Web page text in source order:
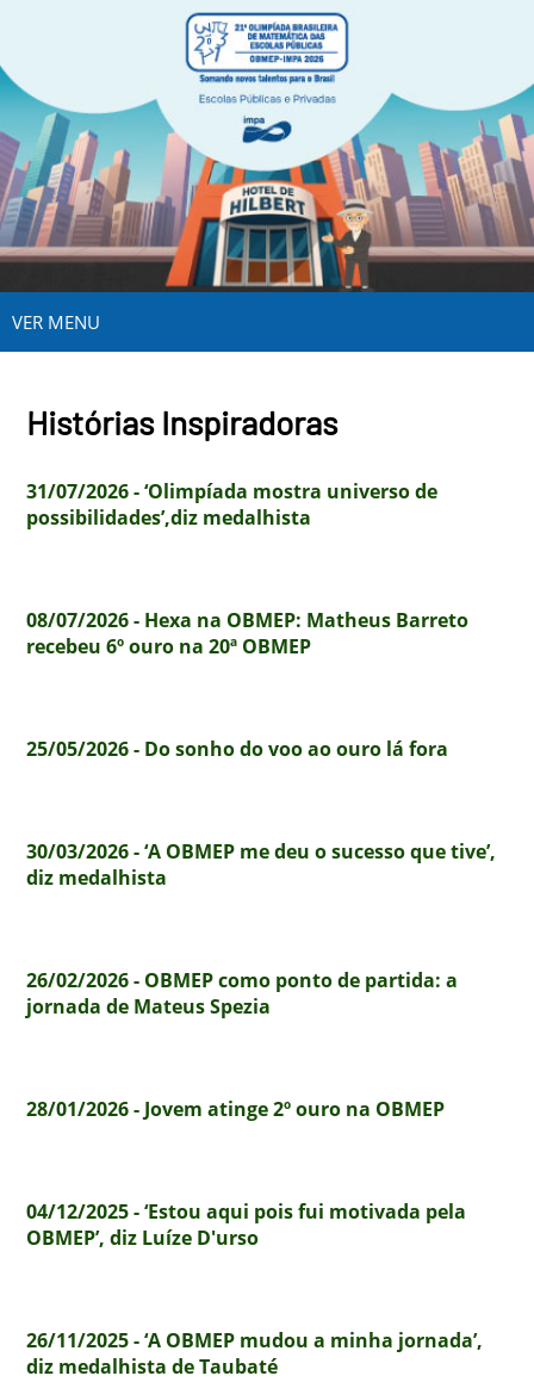
VER MENU
Histórias Inspiradoras
31/07/2026 - ‘Olimpíada mostra universo de
possibilidades’,diz medalhista
08/07/2026 - Hexa na OBMEP: Matheus Barreto
recebeu 6º ouro na 20ª OBMEP
25/05/2026 - Do sonho do voo ao ouro lá fora
30/03/2026 - ‘A OBMEP me deu o sucesso que tive’,
diz medalhista
26/02/2026 - OBMEP como ponto de partida: a
jornada de Mateus Spezia
28/01/2026 - Jovem atinge 2º ouro na OBMEP
04/12/2025 - ‘Estou aqui pois fui motivada pela
OBMEP’, diz Luíze D'urso
26/11/2025 - ‘A OBMEP mudou a minha jornada’,
diz medalhista de Taubaté